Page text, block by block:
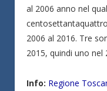
al 2006 anno nel
2006 al 2016. Tre
2015, quindi uno nel
Info: Regione